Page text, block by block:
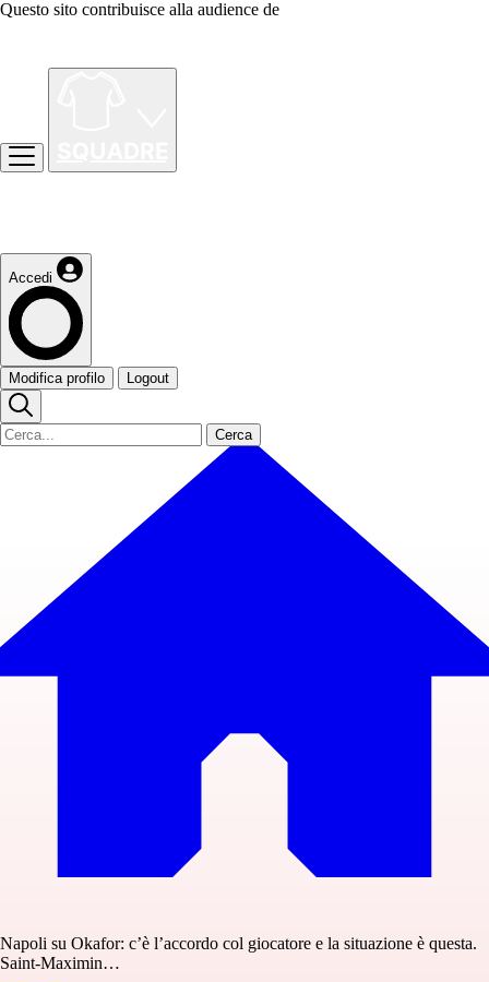
Questo sito contribuisce alla audience de
Accedi
Modifica profilo Logout
Cerca
Napoli su Okafor: c’è l’accordo col giocatore e la situazione è questa.
Saint-Maximin…